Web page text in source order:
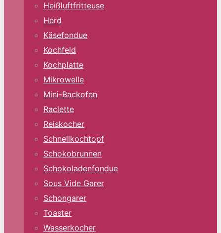
Heißluftfritteuse
Herd
Käsefondue
Kochfeld
Kochplatte
Mikrowelle
Mini-Backofen
Raclette
Reiskocher
Schnellkochtopf
Schokobrunnen
Schokoladenfondue
Sous Vide Garer
Schongarer
Toaster
Wasserkocher